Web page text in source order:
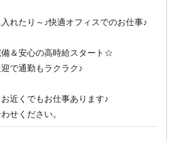
れたり～♪快適オフィスでのお仕事♪
＆安心の高時給スタート☆
で通勤もラクラク♪
近くでもお仕事あります♪
せください。